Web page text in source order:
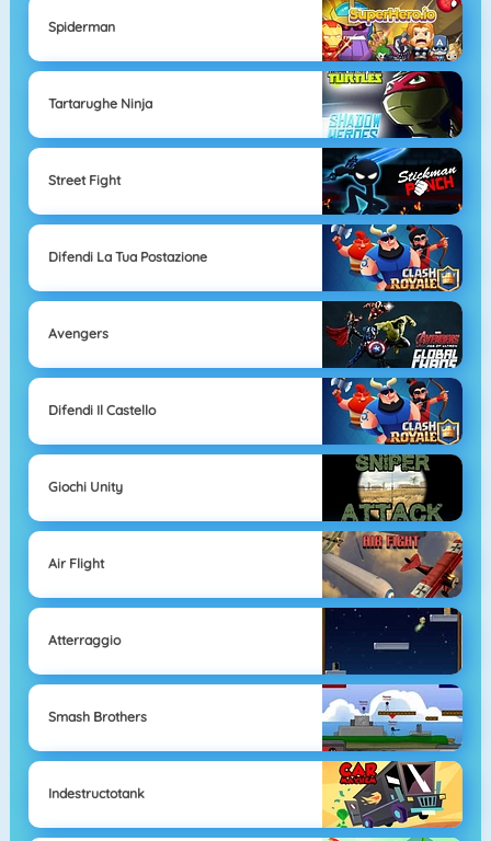
Spiderman
Tartarughe Ninja
Street Fight
Difendi La Tua Postazione
Avengers
Difendi Il Castello
Giochi Unity
Air Flight
Atterraggio
Smash Brothers
Indestructotank